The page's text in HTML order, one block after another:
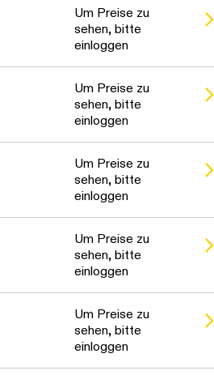
Um Preise zu
sehen, bitte
einloggen
Um Preise zu
sehen, bitte
einloggen
Um Preise zu
sehen, bitte
einloggen
Um Preise zu
sehen, bitte
einloggen
Um Preise zu
sehen, bitte
einloggen